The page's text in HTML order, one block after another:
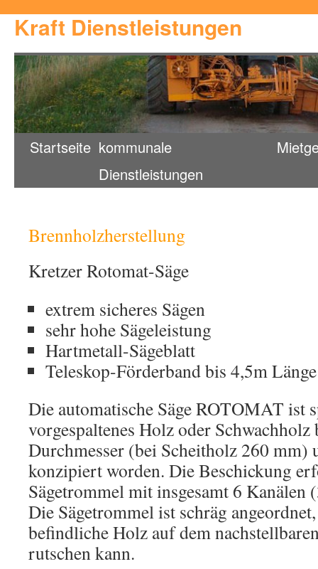
Kraft Dienstleistungen
Startseite kommunale
Dienstleistungen
Brennholzherstellung
Kretzer Rotomat-Säge
extrem sicheres Sägen
sehr hohe Sägeleistung
Hartmetall-Sägeblatt
Teleskop-Förderband bis 4,5m Länge
Die automatische Säge ROTOMAT ist
vorgespaltenes Holz oder
Durchmesser (bei Scheitholz 260 mm)
konzipiert worden. Die Beschickung
Sägetrommel mit insgesamt 6 Kanälen
Die Sägetrommel ist schräg
befindliche Holz auf dem
rutschen kann.